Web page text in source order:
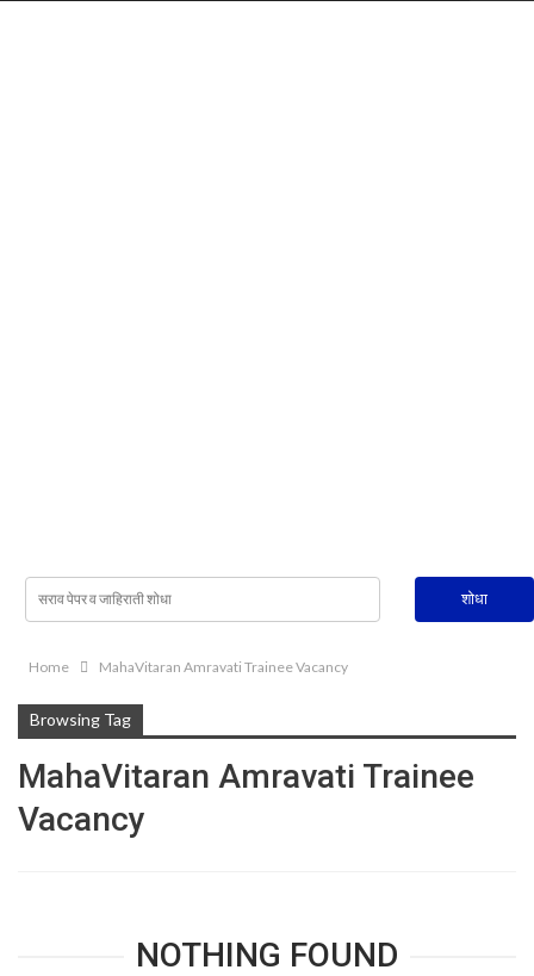
Home MahaVitaran Amravati Trainee Vacancy
Browsing Tag
MahaVitaran Amravati Trainee
Vacancy
NOTHING FOUND